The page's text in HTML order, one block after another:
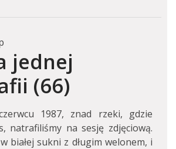
jednej
(66)
1987, znad rzeki, gdzie
natrafiliśmy na sesję zdjęciową.
białej sukni z długim welonem, i